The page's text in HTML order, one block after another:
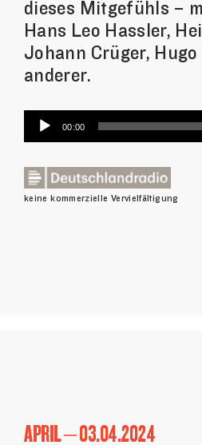
dieses Mitgefühls –
Hans Leo Hassler,
Johann Crüger,
anderer.
Audio-
Player
00:00
keine kommerzielle Vervielfältigung
APRIL – 03.04.2024